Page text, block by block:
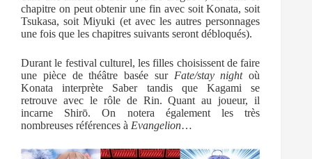
chapitre on peut obtenir une fin avec soit Konata, soit
Tsukasa, soit Miyuki (et avec les autres personnages
une fois que les chapitres suivants seront débloqués).
Durant le festival culturel, les filles choisissent de faire
une pièce de théâtre basée sur Fate/stay nightoù
Konata interprète Saber tandis que Kagami se
retrouve avec le rôle de Rin. Quant au joueur, il
incarne Shirō. On notera également les très
nombreuses références à Evangelion…